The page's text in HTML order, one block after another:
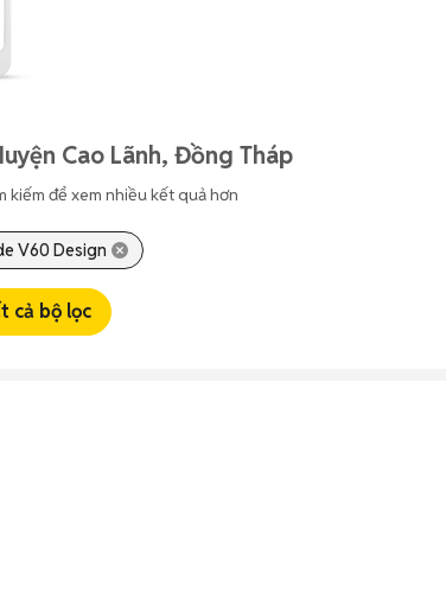
Cao Lãnh, Đồng Tháp
kiếm để xem nhiều kết quả hơn
V60 Design
cả bộ lọc